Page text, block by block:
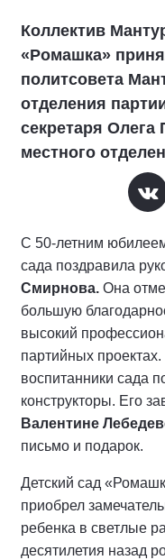
Коллектив
«Ромашка»
политсовета
отделения
секретаря
местного
С 50-летним юбилеем
сада поздравила
Смирнова. Она
большую
высокий
партийных
воспитанники сада
конструкторы. Его
Валентине
письмо и подарок.
Детский сад
приобрел
ребенка в светлые
десятилетия назад